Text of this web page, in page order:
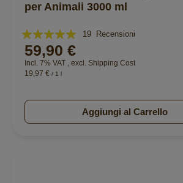
per Animali 3000 ml
Valutazione:
99%
19 Recensioni
59,90 €
Incl. 7% VAT , excl. Shipping Cost
19,97 € / 1 l
Aggiungi al Carrello